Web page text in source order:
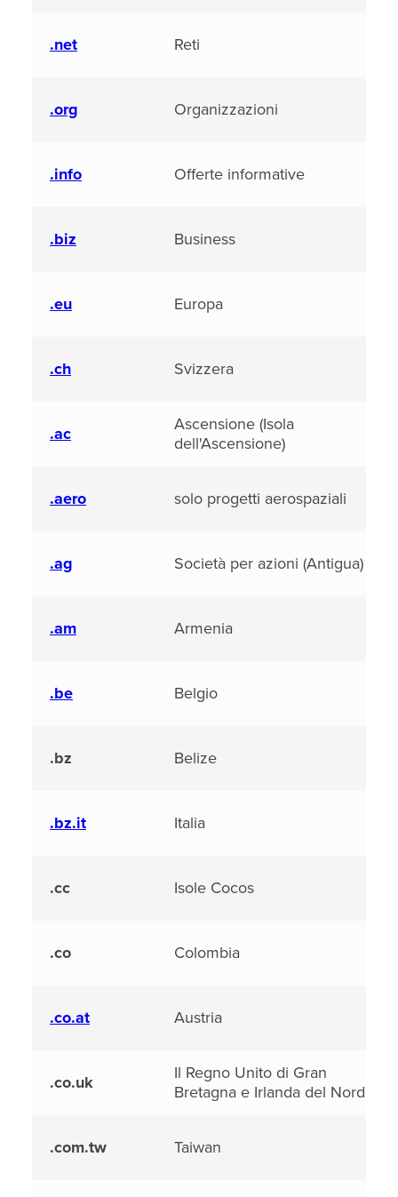
.net Reti
.org Organizzazioni
.info Offerte informative
.biz Business
.eu Europa
.ch Svizzera
.ac
Ascensione (Isola
dell'Ascensione)
.aero solo progetti aerospaziali
.ag Società per azioni (Antigua)
.am Armenia
.be Belgio
.bz Belize
.bz.it Italia
.cc Isole Cocos
.co Colombia
.co.at Austria
.co.uk
Il Regno Unito di Gran
Bretagna e Irlanda del Nord
.com.tw Taiwan